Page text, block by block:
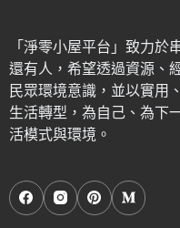
「淨零小屋平台」致力於
還有人，希望透過資源、
民眾環境意識，並以實用
生活轉型，為自己、為下
活模式與環境。